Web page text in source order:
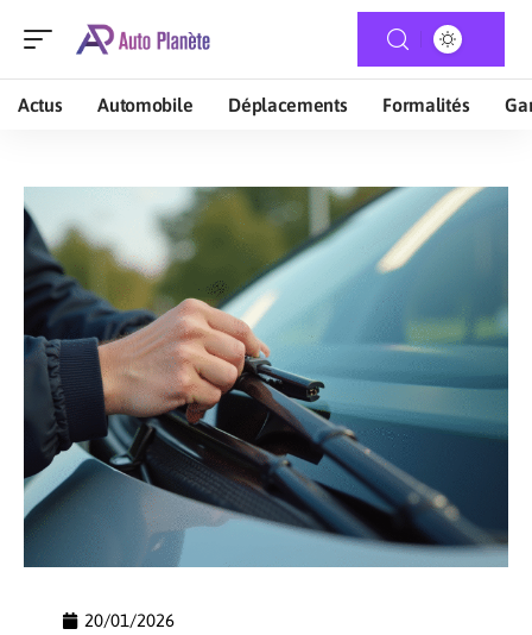
Actus Automobile Déplacements Formalités
20/01/2026